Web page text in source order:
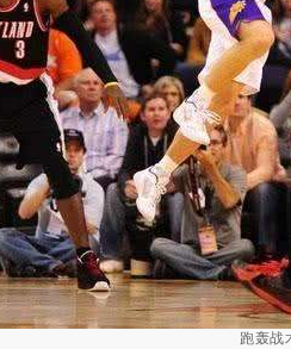
跑轰战